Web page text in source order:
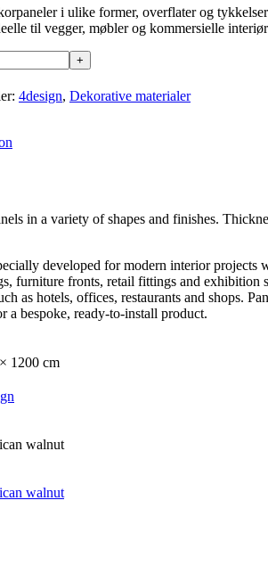
i ulike former, overflater og
til vegger, møbler og kommersielle
4design, Dekorative materialer
in a variety of shapes and finishes.
developed for modern interior
furniture fronts, retail fittings and exhibition
as hotels, offices, restaurants and shops.
a bespoke, ready-to-install product.
1200 cm
walnut
walnut